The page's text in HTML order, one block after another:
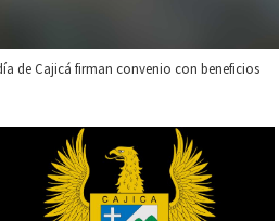
de Cajicá firman convenio con beneficios